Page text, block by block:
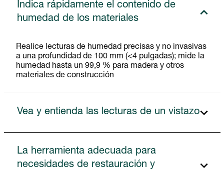
Indica rápidamente el contenido de
humedad de los materiales
Realice lecturas de humedad precisas y no invasivas
a una profundidad de 100 mm (<4 pulgadas); mide la
humedad hasta un 99,9 % para madera y otros
materiales de construcción
Vea y entienda las lecturas de un vistazo
La herramienta adecuada para
necesidades de restauración y